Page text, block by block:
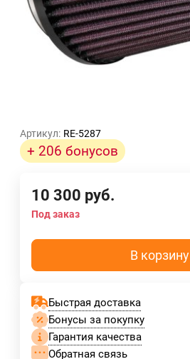
Артикул: RE-5287
+ 206 бонусов
10 300 руб.
Под заказ
В корзину
Быстрая доставка
Бонусы за покупку
Гарантия качества
Обратная связь